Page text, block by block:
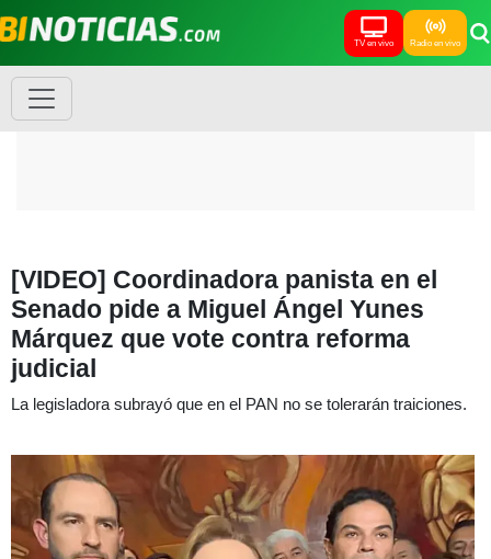
TV en vivo Radio en vivo
[VIDEO] Coordinadora panista en el
Senado pide a Miguel Ángel Yunes
Márquez que vote contra reforma
judicial
La legisladora subrayó que en el PAN no se tolerarán traiciones.